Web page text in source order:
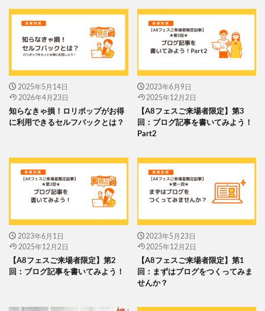
2025年5月14日
2026年4月23日
知らなきゃ損！ロリポップがお得
に利用できるセルフバックとは？
2023年6月9日
2025年12月2日
【A8フェスご来場者限定】第3
回：ブログ記事を書いてみよう！
Part2
2023年6月1日
2025年12月2日
【A8フェスご来場者限定】第2
回：ブログ記事を書いてみよう！
2023年5月23日
2025年12月2日
【A8フェスご来場者限定】第1
回：まずはブログをつくってみま
せんか？